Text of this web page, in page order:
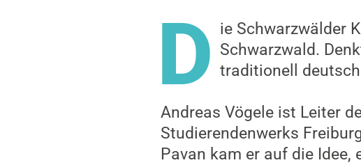
D ie Schwarzwälder
Schwarzwald.
traditionell
Andreas Vögele ist Leiter
Studierendenwerks
Pavan kam er auf die Idee,